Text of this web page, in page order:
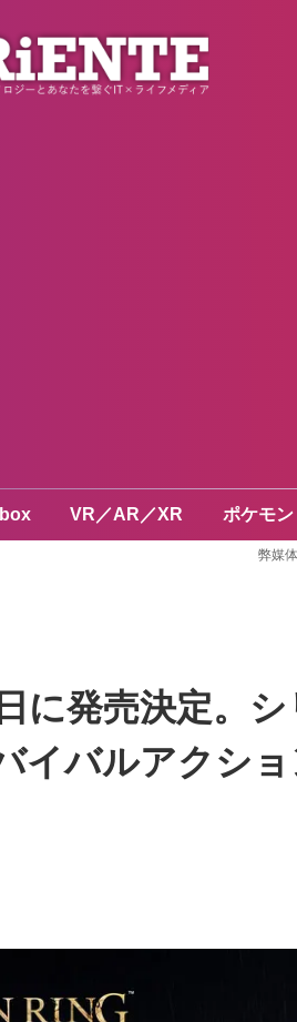
VR／AR／XR ポケモン
弊媒
に発売決定。
イバルアクショ